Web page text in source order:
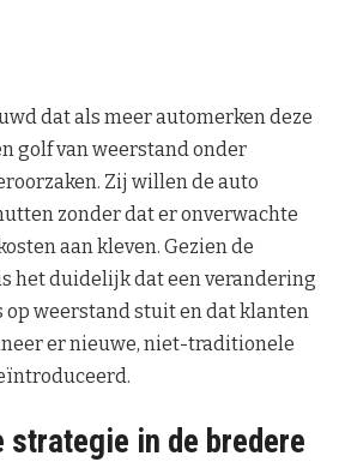
dat als meer automerken deze
golf van weerstand onder
Zij willen de auto
zonder dat er onverwachte
aan kleven. Gezien de
het duidelijk dat een verandering
op weerstand stuit en dat klanten
er nieuwe, niet-traditionele
strategie in de bredere